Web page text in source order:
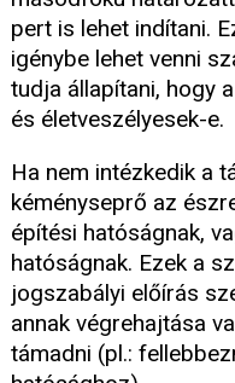
pert is lehet indítani.
igénybe lehet venni
tudja állapítani, hogy
és életveszélyesek-e.
Ha nem intézkedik a
kéményseprő az
építési hatóságnak,
hatóságnak. Ezek a
jogszabályi előírás
annak végrehajtása
támadni (pl.: